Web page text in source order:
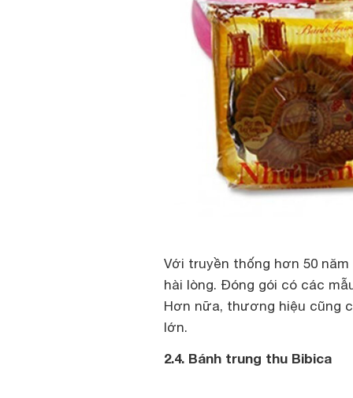
Với truyền thống hơn 50
hài lòng. Đóng gói có các
Hơn nữa, thương hiệu cũng
lớn.
2.4. Bánh trung thu Bibica